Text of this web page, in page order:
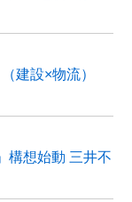
建設×物流）
構想始動 三井不